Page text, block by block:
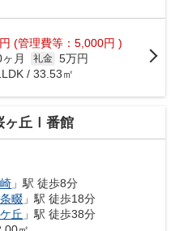
円 (管理費等：5,000円 )
月 礼金 5万円
/ 33.53㎡
ヶ丘Ⅰ番館
」駅 徒歩8分
畷 」駅 徒歩18分
丘 」駅 徒歩38分